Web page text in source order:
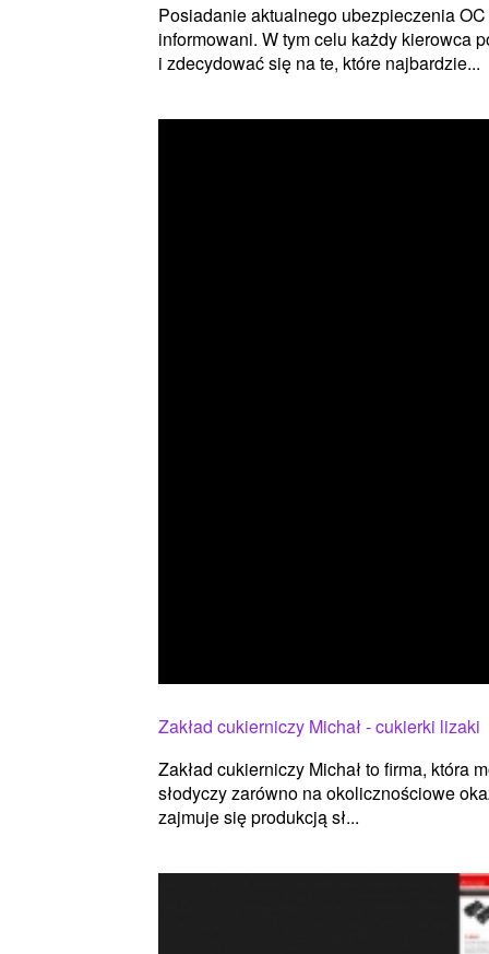
Posiadanie aktualnego ubezpieczenia
informowani. W tym celu każdy kierowca
i zdecydować się na te, które najbardzie...
Zakład cukierniczy Michał - cukierki lizaki
Zakład cukierniczy Michał to firma, która
słodyczy zarówno na okolicznościowe
zajmuje się produkcją sł...